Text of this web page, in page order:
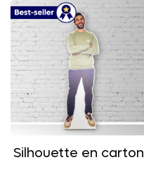
Silhouette en carton